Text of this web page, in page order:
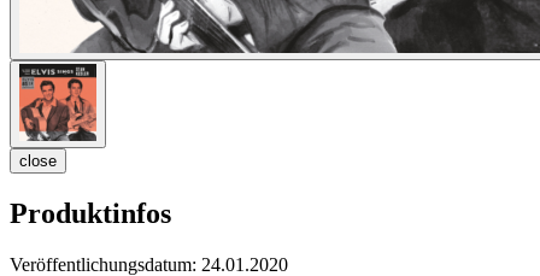
close
Produktinfos
Veröffentlichungsdatum: 24.01.2020